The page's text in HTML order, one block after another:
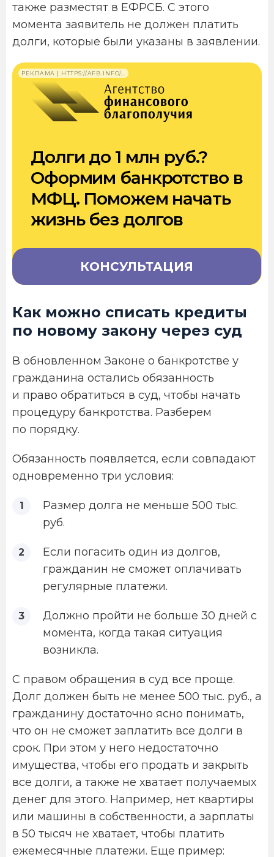
также разместят в ЕФРСБ. С этого
момента заявитель не должен платить
долги, которые были указаны в заявлении.
РЕКЛАМА | HTTPS://AFB.INFO/…
Долги до 1 млн руб.?
Оформим банкротство в
МФЦ. Поможем начать
жизнь без долгов
КОНСУЛЬТАЦИЯ
Как можно списать кредиты
по новому закону через суд
В обновленном Законе о банкротстве у
гражданина остались обязанность
и право обратиться в суд, чтобы начать
процедуру банкротства. Разберем
по порядку.
Обязанность появляется, если совпадают
одновременно три условия:
Размер долга не меньше 500 тыс.
руб.
Если погасить один из долгов,
гражданин не сможет оплачивать
регулярные платежи.
Должно пройти не больше 30 дней с
момента, когда такая ситуация
возникла.
С правом обращения в суд все проще.
Долг должен быть не менее 500 тыс. руб., а
гражданину достаточно ясно понимать,
что он не сможет заплатить все долги в
срок. При этом у него недостаточно
имущества, чтобы его продать и закрыть
все долги, а также не хватает получаемых
денег для этого. Например, нет квартиры
или машины в собственности, а зарплаты
в 50 тысяч не хватает, чтобы платить
ежемесячные платежи. Еще пример: